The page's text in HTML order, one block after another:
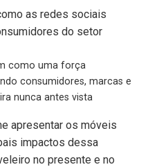
como uma força
consumidores, marcas e
nunca antes vista
apresentar os móveis
impactos dessa
no presente e no